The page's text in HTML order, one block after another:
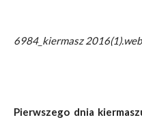
6984_kiermasz
Pierwszego dnia